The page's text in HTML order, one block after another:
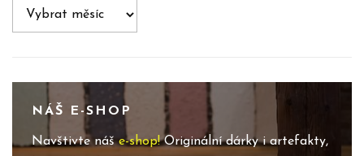
Archivy
NÁŠ E-SHOP
Navštivte náše-shop!Originální dárky i artefakty,